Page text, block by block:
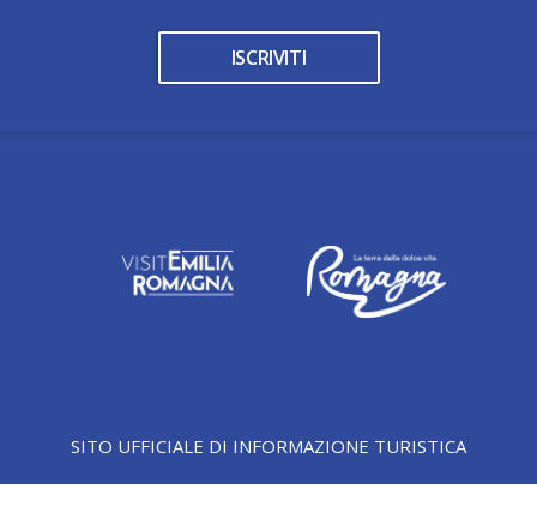
ISCRIVITI
SITO UFFICIALE DI INFORMAZIONE TURISTICA